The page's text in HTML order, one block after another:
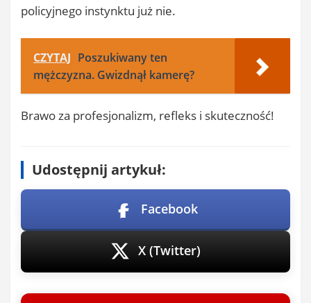
policyjnego instynktu już nie.
CZYTAJ Poszukiwany ten
mężczyzna. Gwizdnął kamerę?
Brawoza profesjonalizm, refleks i skuteczność!
Udostępnij artykuł:
Facebook
X (Twitter)